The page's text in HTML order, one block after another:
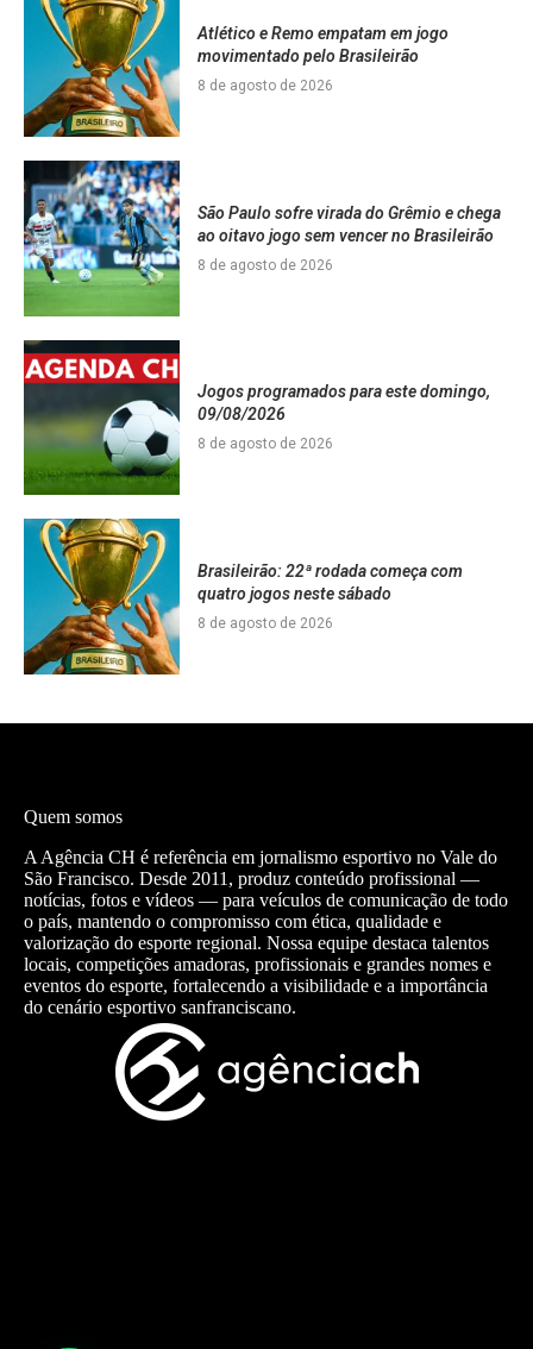
Atlético e Remo empatam em jogo
movimentado pelo Brasileirão
8 de agosto de 2026
São Paulo sofre virada do Grêmio e chega
ao oitavo jogo sem vencer no Brasileirão
8 de agosto de 2026
Jogos programados para este domingo,
09/08/2026
8 de agosto de 2026
Brasileirão: 22ª rodada começa com
quatro jogos neste sábado
8 de agosto de 2026
Quem somos
A Agência CH é referência em jornalismo esportivo no Vale do
São Francisco. Desde 2011, produz conteúdo profissional —
notícias, fotos e vídeos — para veículos de comunicação de todo
o país, mantendo o compromisso com ética, qualidade e
valorização do esporte regional. Nossa equipe destaca talentos
locais, competições amadoras, profissionais e grandes nomes e
eventos do esporte, fortalecendo a visibilidade e a importância
do cenário esportivo sanfranciscano.